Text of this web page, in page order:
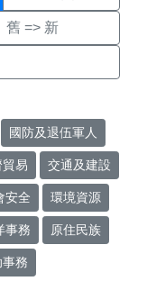
舊 => 新
國防及退伍軍人
易 交通及建設
安全 環境資源
事務 原住民族
務